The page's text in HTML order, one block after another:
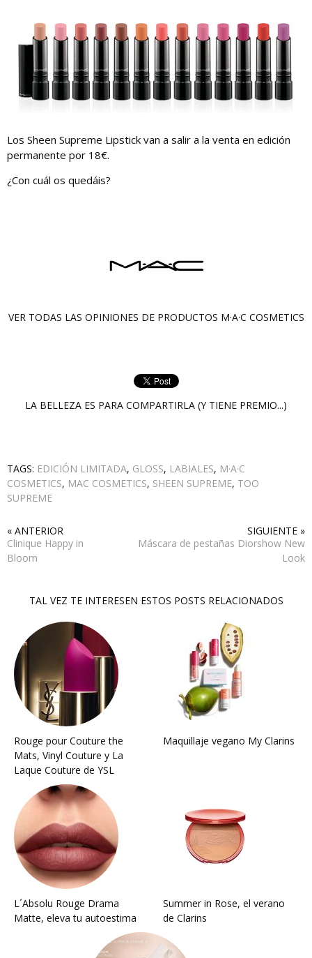
Los Sheen Supreme Lipstick van a salir a la venta en edición
permanente por 18€.
¿Con cuál os quedáis?
VER TODAS LAS OPINIONES DE PRODUCTOS M·A·C COSMETICS
LA BELLEZA ES PARA COMPARTIRLA (Y TIENE PREMIO...)
TAGS: EDICIÓN LIMITADA, GLOSS, LABIALES, M·A·C
COSMETICS, MAC COSMETICS, SHEEN SUPREME, TOO
SUPREME
« ANTERIOR
Clinique Happy in
Bloom
SIGUIENTE »
Máscara de pestañas Diorshow New
Look
TAL VEZ TE INTERESEN ESTOS POSTS RELACIONADOS
Rouge pour Couture the
Mats, Vinyl Couture y La
Laque Couture de YSL
Maquillaje vegano My Clarins
L´Absolu Rouge Drama
Matte, eleva tu autoestima
Summer in Rose, el verano
de Clarins